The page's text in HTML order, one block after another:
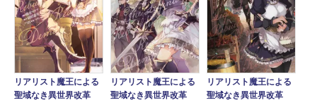
リアリスト魔王による
聖域なき異世界改革
リアリスト魔王による
聖域なき異世界改革
リアリスト魔王による
聖域なき異世界改革